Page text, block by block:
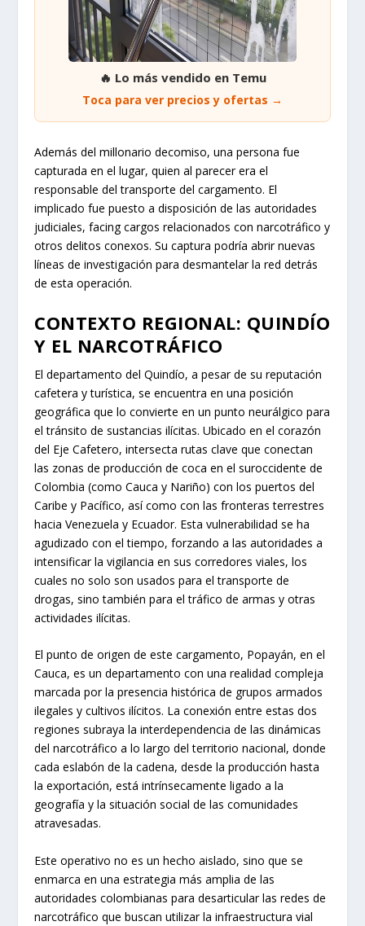
🔥 Lo más vendido en Temu
Toca para ver precios y ofertas →
Además del millonario decomiso, una persona fue
capturada en el lugar, quien al parecer era el
responsable del transporte del cargamento. El
implicado fue puesto a disposición de las autoridades
judiciales, facing cargos relacionados con narcotráfico y
otros delitos conexos. Su captura podría abrir nuevas
líneas de investigación para desmantelar la red detrás
de esta operación.
CONTEXTO REGIONAL: QUINDÍO
Y EL NARCOTRÁFICO
El departamento del Quindío, a pesar de su reputación
cafetera y turística, se encuentra en una posición
geográfica que lo convierte en un punto neurálgico para
el tránsito de sustancias ilícitas. Ubicado en el corazón
del Eje Cafetero, intersecta rutas clave que conectan
las zonas de producción de coca en el suroccidente de
Colombia (como Cauca y Nariño) con los puertos del
Caribe y Pacífico, así como con las fronteras terrestres
hacia Venezuela y Ecuador. Esta vulnerabilidad se ha
agudizado con el tiempo, forzando a las autoridades a
intensificar la vigilancia en sus corredores viales, los
cuales no solo son usados para el transporte de
drogas, sino también para el tráfico de armas y otras
actividades ilícitas.
El punto de origen de este cargamento, Popayán, en el
Cauca, es un departamento con una realidad compleja
marcada por la presencia histórica de grupos armados
ilegales y cultivos ilícitos. La conexión entre estas dos
regiones subraya la interdependencia de las dinámicas
del narcotráfico a lo largo del territorio nacional, donde
cada eslabón de la cadena, desde la producción hasta
la exportación, está intrínsecamente ligado a la
geografía y la situación social de las comunidades
atravesadas.
Este operativo no es un hecho aislado, sino que se
enmarca en una estrategia más amplia de las
autoridades colombianas para desarticular las redes de
narcotráfico que buscan utilizar la infraestructura vial